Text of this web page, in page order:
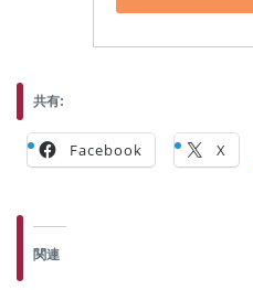
共有:
Facebook X
関連